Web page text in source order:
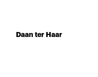
Daan ter Haar